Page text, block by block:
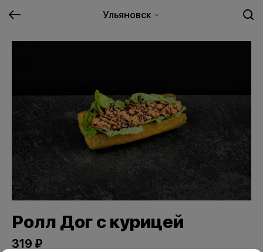
Ульяновск
Ролл Дог с курицей
319 ₽